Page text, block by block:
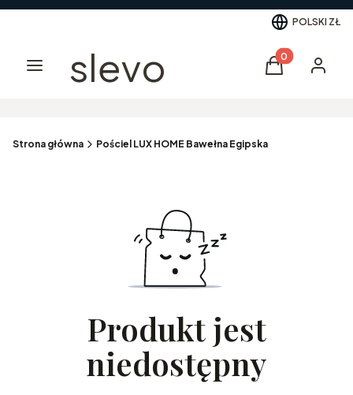
POLSKI ZŁ
Menu slevo Produkty w
Koszyk
Strona główna Pościel LUX HOME Bawełna Egipska
Produkt jest
niedostępny